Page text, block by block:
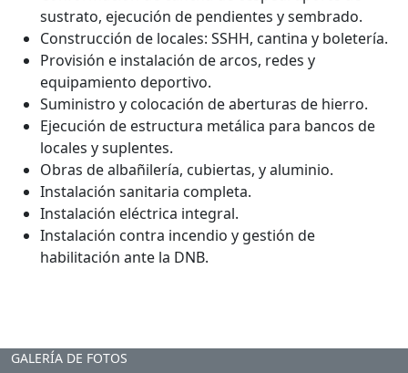
sustrato, ejecución de pendientes y sembrado.
Construcción de locales: SSHH, cantina y boletería.
Provisión e instalación de arcos, redes y
equipamiento deportivo.
Suministro y colocación de aberturas de hierro.
Ejecución de estructura metálica para bancos de
locales y suplentes.
Obras de albañilería, cubiertas, y aluminio.
Instalación sanitaria completa.
Instalación eléctrica integral.
Instalación contra incendio y gestión de
habilitación ante la DNB.
GALERÍA DE FOTOS